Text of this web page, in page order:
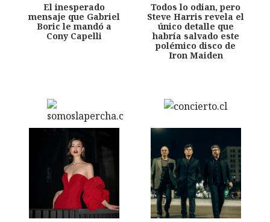
El inesperado
mensaje que Gabriel
Boric le mandó a
Cony Capelli
Todos lo odian, pero
Steve Harris revela el
único detalle que
habría salvado este
polémico disco de
Iron Maiden